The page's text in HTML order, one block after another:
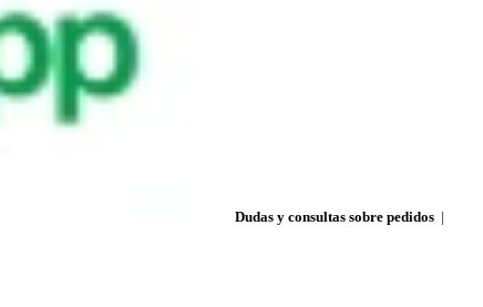
Dudas y consultas sobre pedidos |